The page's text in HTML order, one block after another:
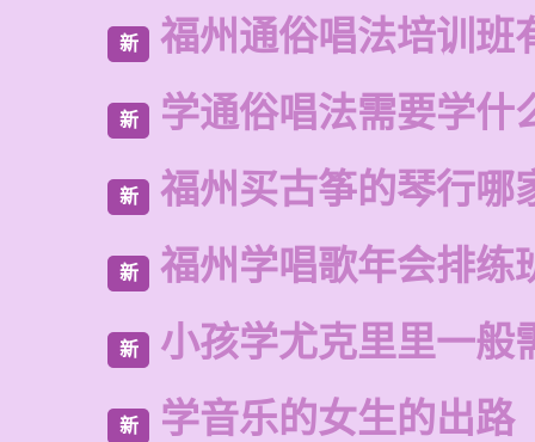
新 福州通俗唱法培训班
新 学通俗唱法需要学什
新 福州买古筝的琴行哪
新 福州学唱歌年会排练
新 小孩学尤克里里一般
新 学音乐的女生的出路